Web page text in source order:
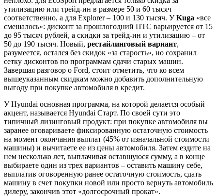
утилизацию или трейд-ин в размере 50 и 60 тысяч
соответственно, а для Explorer – 100 и 130 тысяч. УKuga «все
смешалось»: дисконт за прошлогодний ПТС варьируется от 15
до 95 тысяч рублей, а скидки за трейд-ин и утилизацию – от
50 до 190 тысяч. Новый, рестайлинговый вариант,
разумеется, остался без скидок «за старость», но сохранил
сетку дисконтов по программам сдачи старых машин.
Завершая разговор о Ford, стоит отметить, что ко всем
вышеуказанным скидкам можно добавить дополнительную
выгоду при покупке автомобиля в кредит.
У Hyundai основная программа, на которой делается особый
акцент, называется Hyundai Старт. По своей сути это
типичный лизинговый продукт: при покупке автомобиля вы
заранее оговариваете фиксированную остаточную стоимость
на момент окончания выплат (45% от изначальной стоимости
машины) и вычитаете ее из цены автомобиля. Затем ездите на
нем несколько лет, выплачивая оставшуюся сумму, а в конце
выбираете один из трех вариантов – оставить машину себе,
выплатив оговоренную ранее остаточную стоимость, сдать
машину в счет покупки новой или просто вернуть автомобиль
дилеру, закончив этот «долгосрочный прокат».